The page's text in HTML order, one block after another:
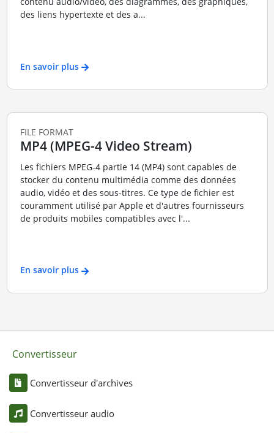
des liens hypertexte et des a...
En savoir plus
FILE FORMAT
MP4 (MPEG-4 Video Stream)
Les fichiers MPEG-4 partie 14 (MP4) sont capables de
stocker du contenu multimédia comme des données
audio, vidéo et des sous-titres. Ce type de fichier est
couramment utilisé par Apple et d'autres fournisseurs
de produits mobiles compatibles avec l'...
En savoir plus
Convertisseur
Convertisseur d'archives
Convertisseur audio